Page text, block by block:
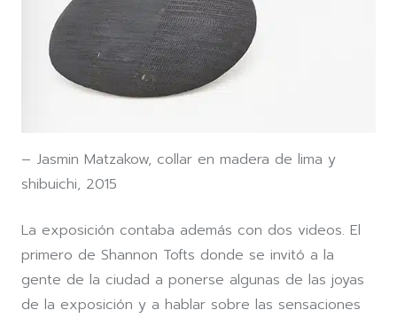
– Jasmin Matzakow, collar en madera de lima y
shibuichi, 2015
La exposición contaba además con dos videos. El
primero de Shannon Tofts donde se invitó a la
gente de la ciudad a ponerse algunas de las joyas
de la exposición y a hablar sobre las sensaciones